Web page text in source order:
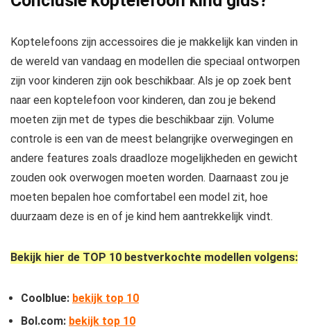
Koptelefoons zijn accessoires die je makkelijk kan vinden in
de wereld van vandaag en modellen die speciaal ontworpen
zijn voor kinderen zijn ook beschikbaar. Als je op zoek bent
naar een koptelefoon voor kinderen, dan zou je bekend
moeten zijn met de types die beschikbaar zijn. Volume
controle is een van de meest belangrijke overwegingen en
andere features zoals draadloze mogelijkheden en gewicht
zouden ook overwogen moeten worden. Daarnaast zou je
moeten bepalen hoe comfortabel een model zit, hoe
duurzaam deze is en of je kind hem aantrekkelijk vindt.
Bekijk hier de TOP 10 bestverkochte modellen volgens:
Coolblue: bekijk top 10
Bol.com: bekijk top 10